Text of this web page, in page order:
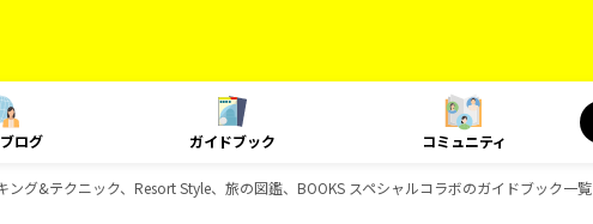
ログ ガイドブック コミュニティ
グ&テクニック、Resort Style、旅の図鑑、BOOKS スペシャルコラボのガイドブック一覧